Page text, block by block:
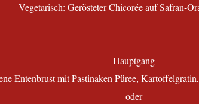
Vegetarisch: Gerösteter Chicorée auf Safran-
Hauptgang
Entenbrust mit Pastinaken Püree,
oder